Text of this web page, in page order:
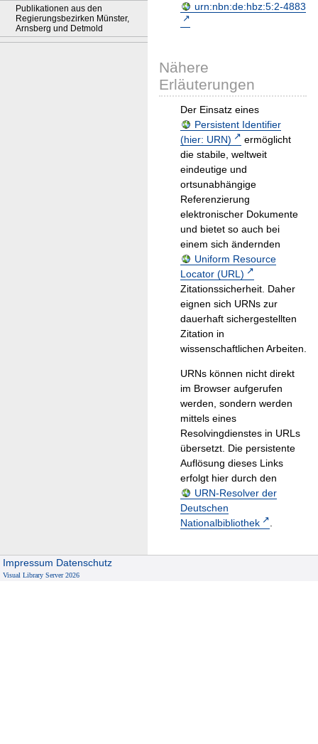
Publikationen aus den
Regierungsbezirken Münster,
Arnsberg und Detmold
urn:nbn:de:hbz:5:2-4883
Nähere
Erläuterungen
Der Einsatz eines
Persistent Identifier
(hier: URN)
ermöglicht
die stabile, weltweit
eindeutige und
ortsunabhängige
Referenzierung
elektronischer Dokumente
und bietet so auch bei
einem sich ändernden
Uniform Resource
Locator (URL)
Zitationssicherheit. Daher
eignen sich URNs zur
dauerhaft sichergestellten
Zitation in
wissenschaftlichen Arbeiten.
URNs können nicht direkt
im Browser aufgerufen
werden, sondern werden
mittels eines
Resolvingdienstes in URLs
übersetzt. Die persistente
Auflösung dieses Links
erfolgt hier durch den
URN-Resolver der
Deutschen
Nationalbibliothek
.
Impressum Datenschutz
Visual Library Server 2026